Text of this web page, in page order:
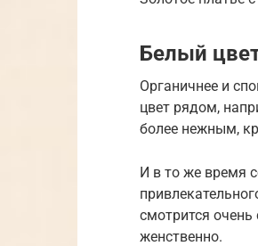
Белый
Органичнее и
цвет рядом,
более нежным,
И в то же время
смотрится
женственно.